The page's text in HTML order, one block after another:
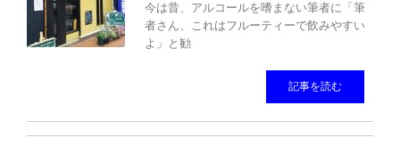
今は昔、アルコールを嗜まない筆者に「筆
者さん、これはフルーティーで飲みやすい
よ」と勧
記事を読む